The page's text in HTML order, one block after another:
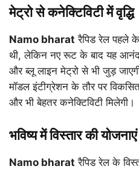
मेट्रो से कनेक्टिविटी में वृद्धि
Namo bharat रैपिड रेल पहले
थी, लेकिन नए रूट के बाद यह
और ब्लू लाइन मेट्रो से भी जुड़
मॉडल इंटीग्रेशन के तौर पर
और भी बेहतर कनेक्टिविटी मिलेगी।
भविष्य में विस्तार की योजनाएं
Namo bharat रैपिड रेल के